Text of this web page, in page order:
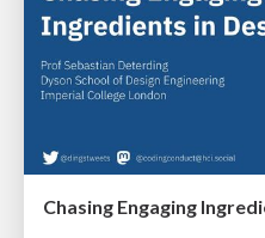
Chasing Engaging